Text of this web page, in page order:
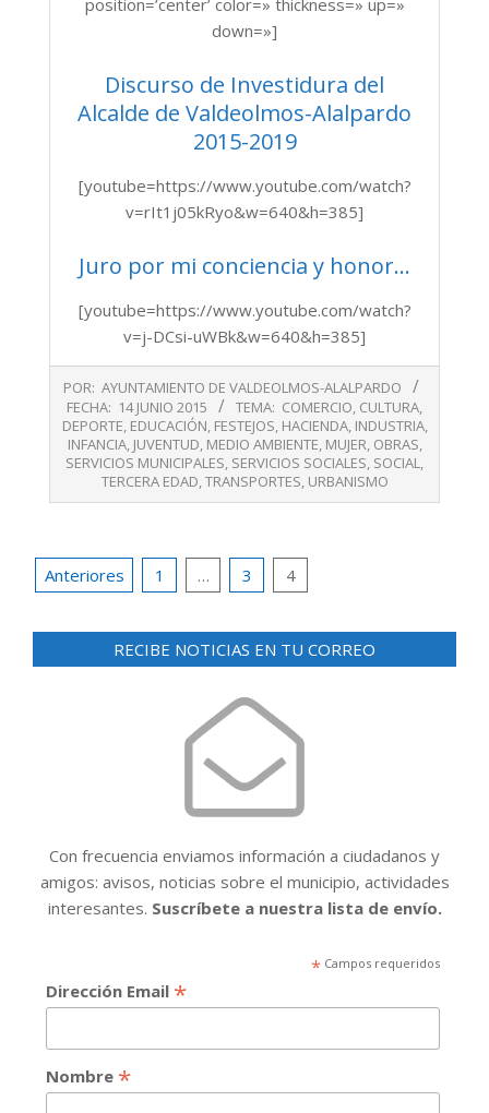
position=’center’ color=» thickness=» up=»
down=»]
Discurso de Investidura del
Alcalde de Valdeolmos-Alalpardo
2015-2019
[youtube=https://www.youtube.com/watch?
v=rIt1j05kRyo&w=640&h=385]
Juro por mi conciencia y honor…
[youtube=https://www.youtube.com/watch?
v=j-DCsi-uWBk&w=640&h=385]
06-
14
POR: AYUNTAMIENTO DE VALDEOLMOS-ALALPARDO
FECHA: 14 JUNIO 2015 TEMA: COMERCIO, CULTURA,
DEPORTE, EDUCACIÓN, FESTEJOS, HACIENDA, INDUSTRIA,
INFANCIA, JUVENTUD, MEDIO AMBIENTE, MUJER, OBRAS,
SERVICIOS MUNICIPALES, SERVICIOS SOCIALES, SOCIAL,
TERCERA EDAD,TRANSPORTES, URBANISMO
Paginación
entradas
Anteriores 1 … 3 4
RECIBE NOTICIAS EN TU CORREO
Con frecuencia enviamos información a ciudadanos y
amigos: avisos, noticias sobre el municipio, actividades
interesantes. Suscríbete a nuestra lista de envío.
*Campos requeridos
Dirección Email *
Nombre *